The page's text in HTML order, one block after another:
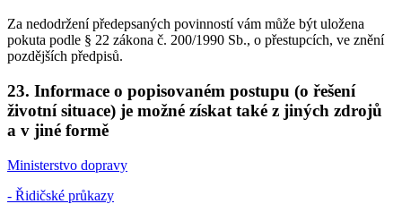
Za nedodržení předepsaných povinností vám může být uložena
pokuta podle § 22 zákona č. 200/1990 Sb., o přestupcích, ve znění
pozdějších předpisů.
23. Informace o popisovaném postupu (o řešení
životní situace) je možné získat také z jiných zdrojů
a v jiné formě
Ministerstvo dopravy
- Řidičské průkazy